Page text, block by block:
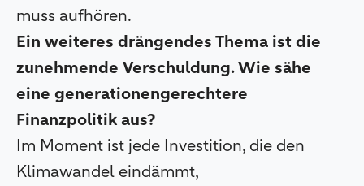
muss aufhören.
Ein weiteres drängendes Thema ist die
zunehmende Verschuldung. Wie sähe
eine generationengerechtere
Finanzpolitik aus?
Im Moment ist jede Investition, die den
Klimawandel eindämmt,